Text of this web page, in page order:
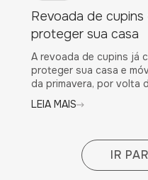
Revoada de
proteger sua casa
A revoada de cupins já
proteger sua casa e
da primavera, por volta
LEIA MAIS
IR